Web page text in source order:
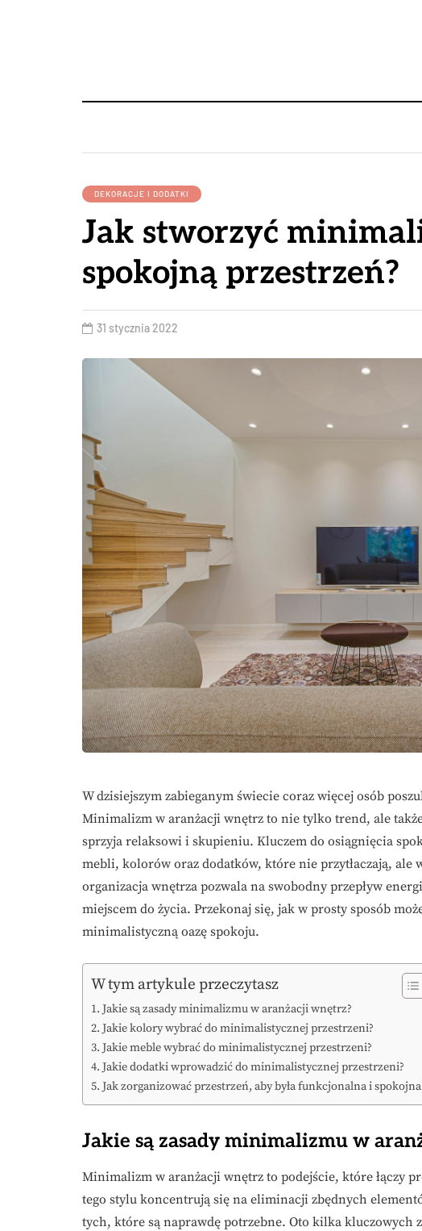
DEKORACJE I DODATKI
Jak stworzyć
spokojną przestrzeń?
31 stycznia 2022
W dzisiejszym zabieganym świecie coraz więcej osób
Minimalizm w aranżacji wnętrz to nie tylko trend, ale
sprzyja relaksowi i skupieniu. Kluczem do osiągnięcia
mebli, kolorów oraz dodatków, które nie przytłaczają, ale
organizacja wnętrza pozwala na swobodny przepływ
miejscem do życia. Przekonaj się, jak w prosty sposób
minimalistyczną oazę spokoju.
W tym artykule przeczytasz
Jakie są zasady minimalizmu w aranżacji wnętrz?
Jakie kolory wybrać do minimalistycznej przestrzeni?
Jakie meble wybrać do minimalistycznej przestrzeni?
Jakie dodatki wprowadzić do minimalistycznej przestrzeni?
Jak zorganizować przestrzeń, aby była funkcjonalna i
Jakie są zasady minimalizmu w
Minimalizm w aranżacji wnętrz to podejście, które łączy
tego stylu koncentrują się na eliminacji zbędnych
tych, które są naprawdę potrzebne. Oto kilka kluczowych